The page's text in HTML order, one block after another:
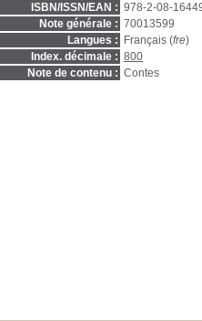
ISBN/ISSN/EAN : 978-2-08-
Note générale : 70013599
Langues :
Français (fre)
Index. décimale : 800
Note de contenu : Contes